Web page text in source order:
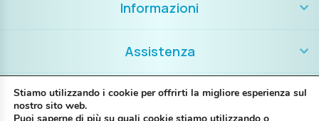
Informazioni
Assistenza
Contatti
Stiamo utilizzando i cookie per offrirti la migliore esperienza sul
nostro sito web.